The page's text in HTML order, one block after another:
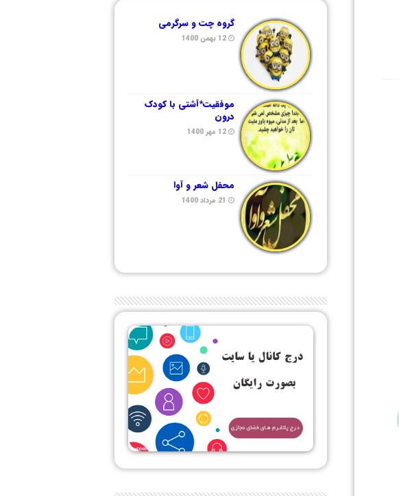
گروه چت و سرگرمی
12 بهمن 1400
موفقیت*آشتی با کودک
درون
12 مهر 1400
محفل شعر و آوا
21 مرداد 1400